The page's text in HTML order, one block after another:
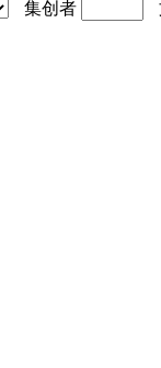
集创者